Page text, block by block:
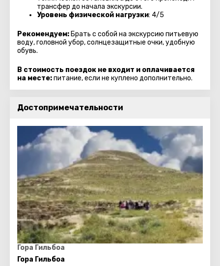
трансфер до начала экскурсии.
Уровень физической нагрузки: 4/5
Рекомендуем: Брать с собой на экскурсию питьевую
воду, головной убор, солнцезащитные очки, удобную
обувь.
В стоимость поездок не входит и оплачивается
на месте:питание, если не куплено дополнительно.
Достопримечательности
Гора Гильбоа
Гора Гильбоа